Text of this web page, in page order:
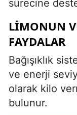
sürecine
LIMONUN
FAYDALAR
Bağışıklık
ve enerji
olarak kilo
bulunur.